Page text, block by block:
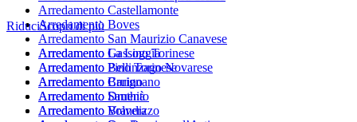
Arredamento Castellamonte
Arredamento Boves
Arredamento San Maurizio Canavese
Arredamento Gassino Torinese
Arredamento Bellinzago Novarese
Arredamento Carignano
Arredamento Santhià
Arredamento Volvera
RiduciScopri di più
Arredamento La Loggia
Arredamento Pino Torinese
Arredamento Bruino
Arredamento Druento
Arredamento Brandizzo